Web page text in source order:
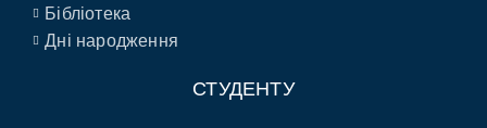
Бібліотека
Дні народження
СТУДЕНТУ